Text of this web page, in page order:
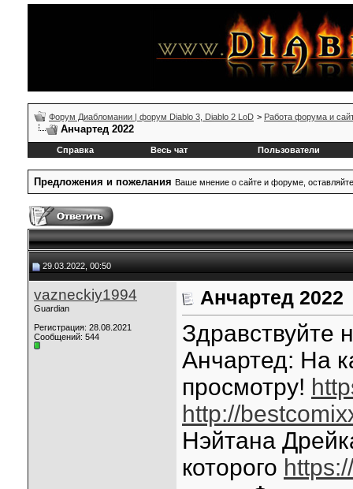
Форум Диабломании | форум Diablo 3, Diablo 2 LoD > Работа форума и
Анчартед 2022
Справка Весь чат Пользователи
Предложения и пожелания Ваше мнение о сайте и форуме,
29.03.2022, 00:50
vazneckiy1994
Guardian
Регистрация: 28.08.2021
Сообщений: 544
Анчартед 2022
Анчартед: На
просмотру!
http://
Нэйтана
которого